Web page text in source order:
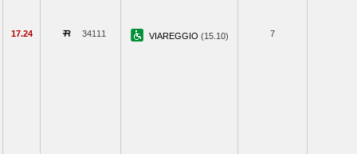
17.24 34111 VIAREGGIO (15.10) 7